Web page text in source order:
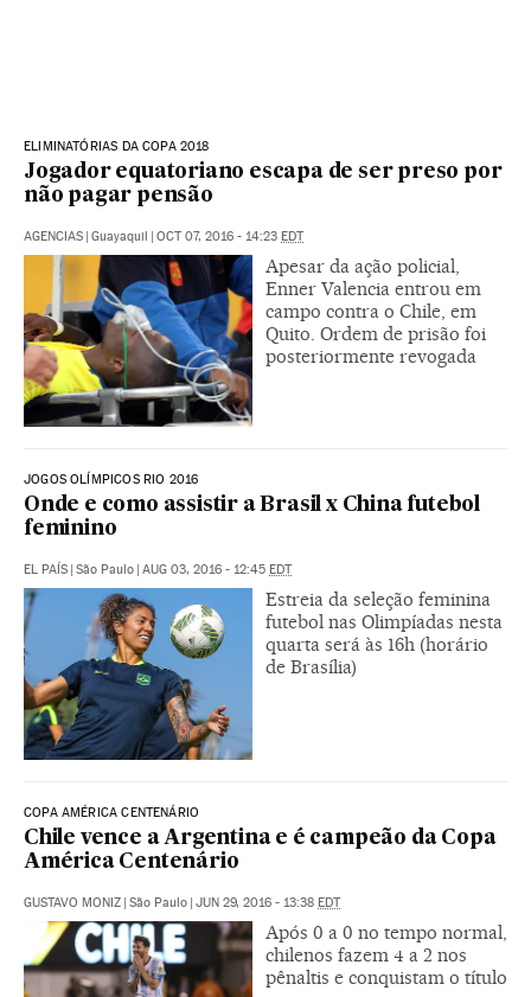
ELIMINATÓRIAS DA COPA 2018
Jogador equatoriano escapa de ser preso por
não pagar pensão
AGENCIAS | Guayaquil | OCT 07, 2016 - 14:23 EDT
Apesar da ação policial,
Enner Valencia entrou em
campo contra o Chile, em
Quito. Ordem de prisão foi
posteriormente revogada
JOGOS OLÍMPICOS RIO 2016
Onde e como assistir a Brasil x China futebol
feminino
EL PAÍS | São Paulo | AUG 03, 2016 - 12:45 EDT
Estreia da seleção feminina
futebol nas Olimpíadas nesta
quarta será às 16h (horário
de Brasília)
COPA AMÉRICA CENTENÁRIO
Chile vence a Argentina e é campeão da Copa
América Centenário
GUSTAVO MONIZ | São Paulo | JUN 29, 2016 - 13:38 EDT
Após 0 a 0 no tempo normal,
chilenos fazem 4 a 2 nos
pênaltis e conquistam o título